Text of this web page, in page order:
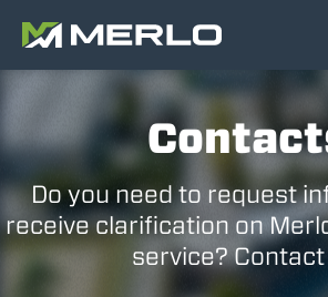
Do you need to request
receive clarification on
service?